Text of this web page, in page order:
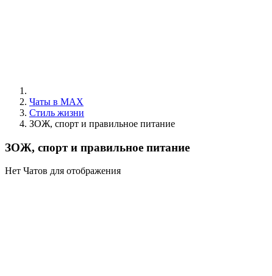
Чаты в MAX
Стиль жизни
ЗОЖ, спорт и правильное питание
ЗОЖ, спорт и правильное питание
Нет Чатов для отображения